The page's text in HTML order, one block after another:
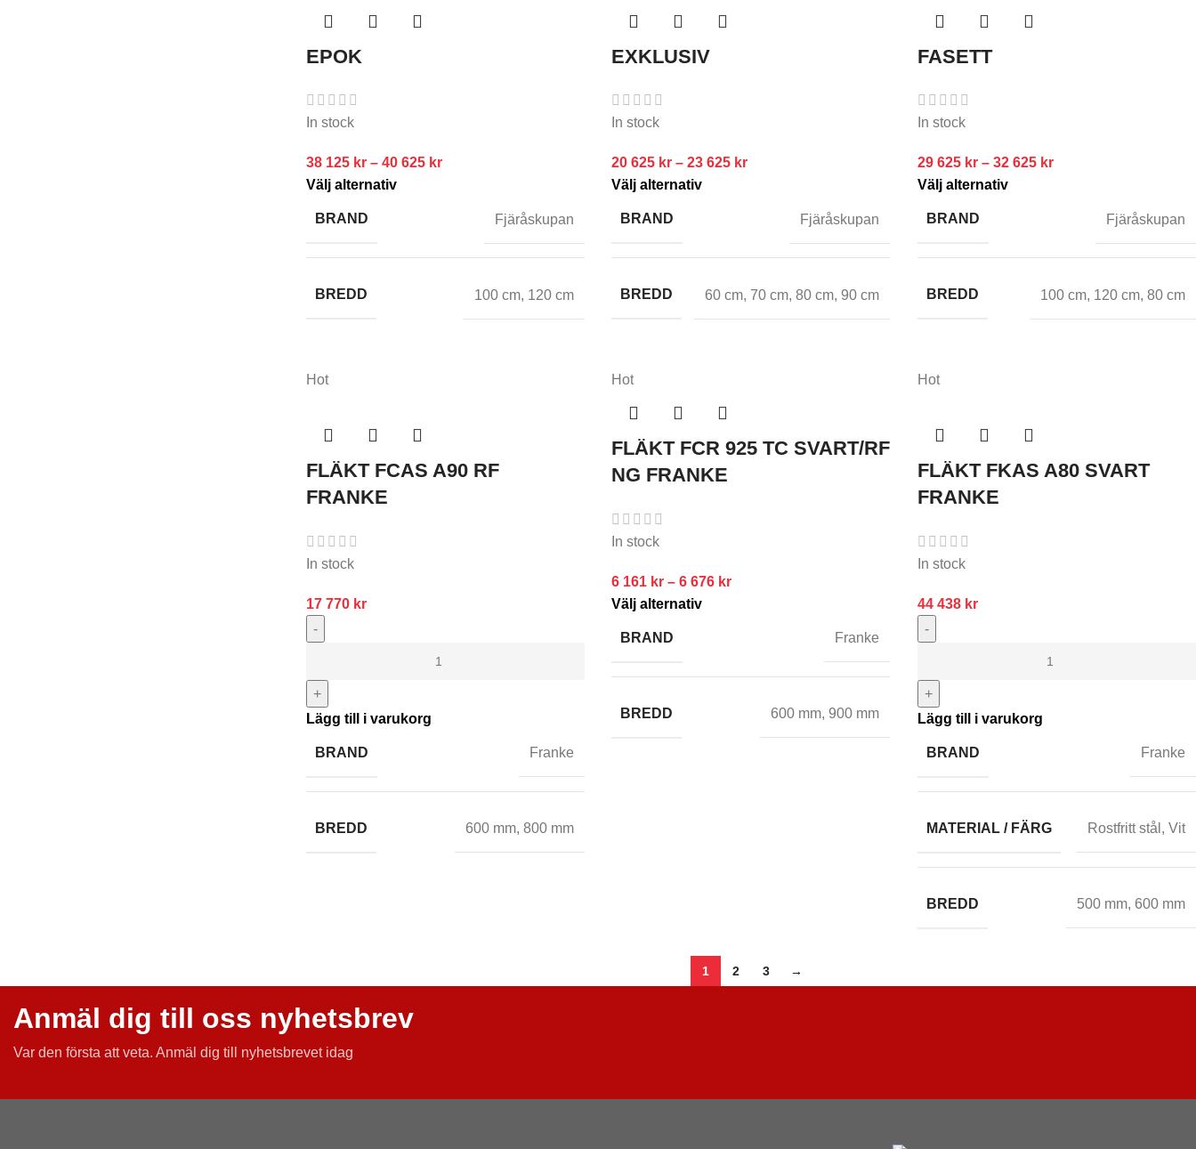
EPOK
In stock
38 125 kr – 40 625 kr
Välj alternativ
BRAND Fjäråskupan
BREDD 100 cm, 120 cm
EXKLUSIV
In stock
20 625 kr – 23 625 kr
Välj alternativ
BRAND Fjäråskupan
BREDD 60 cm, 70 cm, 80 cm, 90 cm
FASETT
In stock
29 625 kr – 32 625 kr
Välj alternativ
BRAND Fjäråskupan
BREDD 100 cm, 120 cm, 80 cm
Hot
FLÄKT FCAS A90 RF
FRANKE
In stock
17 770 kr
-
+
Lägg till i varukorg
BRAND Franke
BREDD 600 mm, 800 mm
Hot
FLÄKT FCR 925 TC SVART/RF
NG FRANKE
In stock
6 161 kr – 6 676 kr
Välj alternativ
BRAND Franke
BREDD 600 mm, 900 mm
Hot
FLÄKT FKAS A80 SVART
FRANKE
In stock
44 438 kr
-
+
Lägg till i varukorg
BRAND Franke
MATERIAL / FÄRG Rostfritt stål , Vit
BREDD 500 mm, 600 mm
1 2 3 →
Anmäl dig till oss nyhetsbrev
Var den första att veta. Anmäl dig till nyhetsbrevet idag